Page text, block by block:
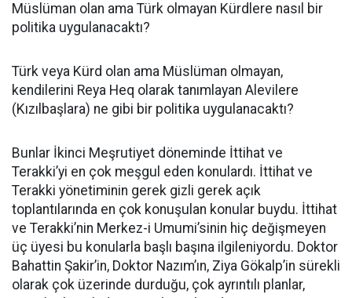
Müslüman olan ama Türk olmayan Kürdlere nasıl bir
politika uygulanacaktı?
Türk veya Kürd olan ama Müslüman olmayan,
kendilerini Reya Heq olarak tanımlayan Alevilere
(Kızılbaşlara) ne gibi bir politika uygulanacaktı?
Bunlar İkinci Meşrutiyet döneminde İttihat ve
Terakki’yi en çok meşgul eden konulardı. İttihat ve
Terakki yönetiminin gerek gizli gerek açık
toplantılarında en çok konuşulan konular buydu. İttihat
ve Terakki’nin Merkez-i Umumi’sinin hiç değişmeyen
üç üyesi bu konularla başlı başına ilgileniyordu. Doktor
Bahattin Şakir’in, Doktor Nazım’ın, Ziya Gökalp’in sürekli
olarak çok üzerinde durduğu, çok ayrıntılı planlar,